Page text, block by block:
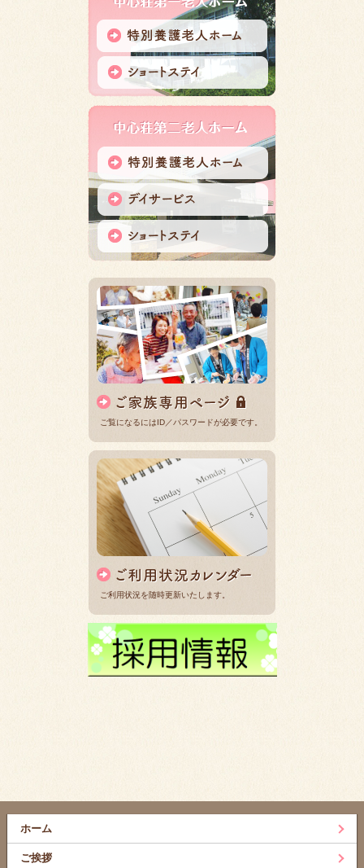
ご覧になるにはID／パスワードが必要です。
ご利用状況を随時更新いたします。
ホーム
ご挨拶